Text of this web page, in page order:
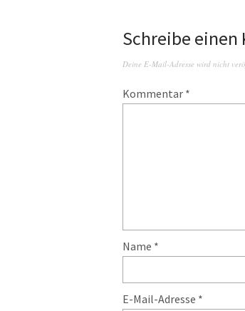
Schreibe
Deine E-Mail-Adresse wird nicht
Kommentar *
Name *
E-Mail-Adresse *